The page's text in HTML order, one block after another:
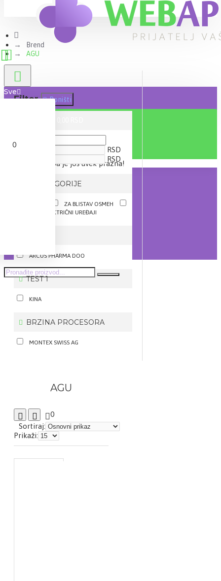
Sve
0
Vaša korpa je još uvek prazna!
Brend
AGU
Filter Poništi
RSD
RSD
IZ KATEGORIJE
ZA BLISTAV OSMEH
OPREMA I ELEKTRIČNI UREĐAJI
ARCUS PHARMA DOO
TEST 1
KINA
BRZINA PROCESORA
MONTEX SWISS AG
AGU
0
Sortiraj:
Prikaži: